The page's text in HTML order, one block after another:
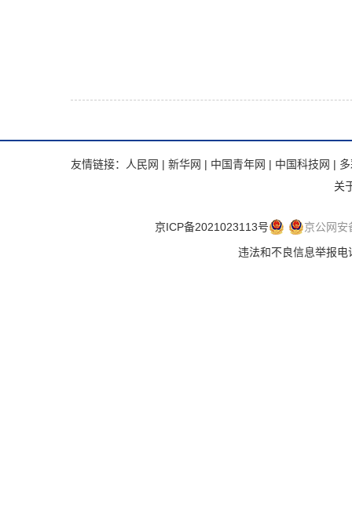
友情链接： 人民网 | 新华网 | 中国青年网 | 中国科技网 |
关
京ICP备2021023113号
京公网
违法和不良信息举报